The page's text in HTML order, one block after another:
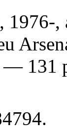
1976-,
— 131
.